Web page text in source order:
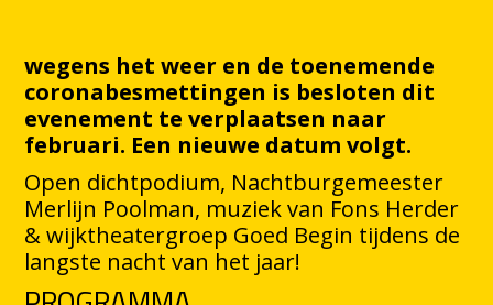
wegens het weer en de toenemende
coronabesmettingen is besloten dit
evenement te verplaatsen naar
februari. Een nieuwe datum volgt.
Open dichtpodium, Nachtburgemeester
Merlijn Poolman, muziek van Fons Herder
& wijktheatergroep Goed Begin tijdens de
langste nacht van het jaar!